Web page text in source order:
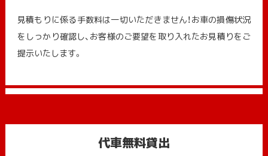
見積もりに係る手数料は一切いただきません！お車の損傷状況
をしっかり確認し、お客様のご要望を取り入れたお見積りをご
提示いたします。
代車無料貸出